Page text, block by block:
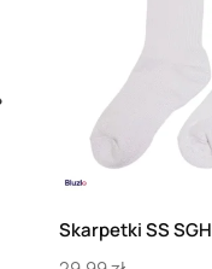
Skarpetki SS SGH